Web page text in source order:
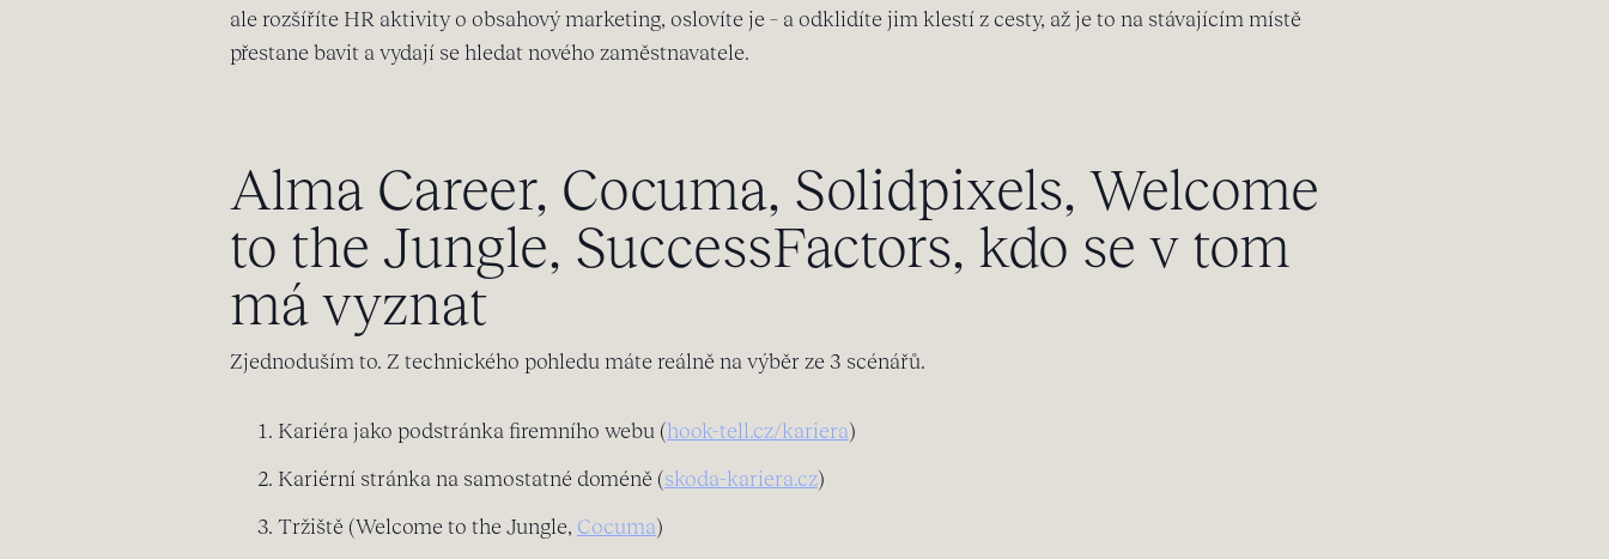
ale rozšíříte HR aktivity o obsahový marketing, oslovíte je – a odklidíte jim klestí z cesty, až je to na stávajícím místě
přestane bavit a vydají se hledat nového zaměstnavatele.
Alma Career, Cocuma, Solidpixels, Welcome
to the Jungle, SuccessFactors, kdo se v tom
má vyznat
Zjednoduším to. Z technického pohledu máte reálně na výběr ze 3 scénářů.
Kariéra jako podstránka firemního webu (hook-tell.cz/kariera)
Kariérní stránka na samostatné doméně (skoda-kariera.cz)
Tržiště (Welcome to the Jungle, Cocuma)